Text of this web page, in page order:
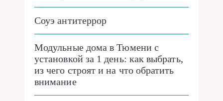
Соуэ антитеррор
Модульные дома в Тюмени с
установкой за 1 день: как выбрать,
из чего строят и на что обратить
внимание